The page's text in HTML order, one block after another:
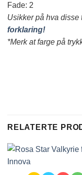
Fade: 2
Usikker på hva disse
forklaring!
*Merk at farge på
RELATERTE